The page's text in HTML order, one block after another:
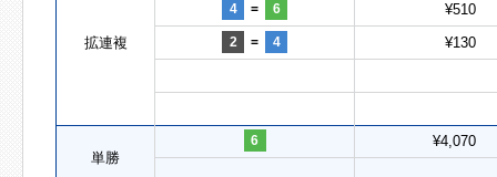
拡連複
4 = 6 ¥510
2 = 4 ¥130
単勝
6 ¥4,070